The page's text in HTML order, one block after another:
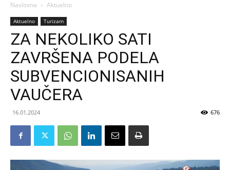
Naslovna Aktuelno
Aktuelno Turizam
ZA NEKOLIKO SATI
ZAVRŠENA PODELA
SUBVENCIONISANIH
VAUČERA
16.01.2024 676